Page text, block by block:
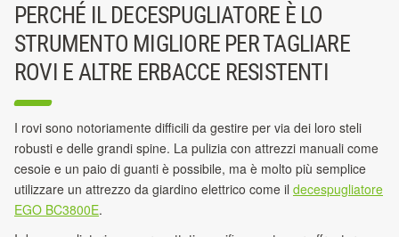
PERCHÉ IL DECESPUGLIATORE È LO
STRUMENTO MIGLIORE PER TAGLIARE
ROVI E ALTRE ERBACCE RESISTENTI
I rovi sono notoriamente difficili da gestire per via dei loro steli
robusti e delle grandi spine. La pulizia con attrezzi manuali come
cesoie e un paio di guanti è possibile, ma è molto più semplice
utilizzare un attrezzo da giardino elettrico come il decespugliatore
EGO BC3800E.